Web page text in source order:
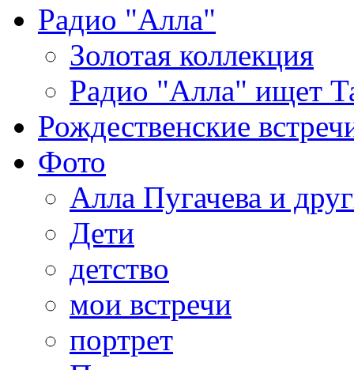
Радио "Алла"
Золотая коллекция
Радио "Алла" ищет
Рождественские
Фото
Алла Пугачева и
Дети
детство
мои встречи
портрет